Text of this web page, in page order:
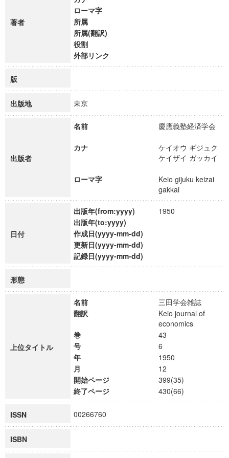
著者
ローマ字
所属
所属(翻訳)
役割
外部リンク
版
出版地 東京
出版者
名前 慶應義塾経済学会
カナ
ケイオウ ギジュク
ケイザイ ガッカイ
ローマ字
Keio gijuku keizai
gakkai
日付
出版年(from:yyyy)
1950
出版年(to:yyyy)
作成日(yyyy-mm-dd)
更新日(yyyy-mm-dd)
記録日(yyyy-mm-dd)
形態
上位タイトル
名前
三田学会雑誌
翻訳
Keio journal of
economics
巻
43
号
6
年
1950
月
12
開始ページ
399(35)
終了ページ
430(66)
ISSN 00266760
ISBN